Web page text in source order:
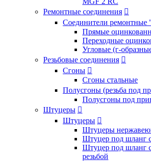
Ремонтные соединения 
Соединители ремонтные
Прямые
Переходные
Угловые (г-
Резьбовые соединения 
Сгоны 
Сгоны стальные
Полусгоны (резьба под
Полусгоны под
Штуцеры 
Штуцеры 
Штуцеры
Штуцер под шланг
Штуцер под шланг
резьбой